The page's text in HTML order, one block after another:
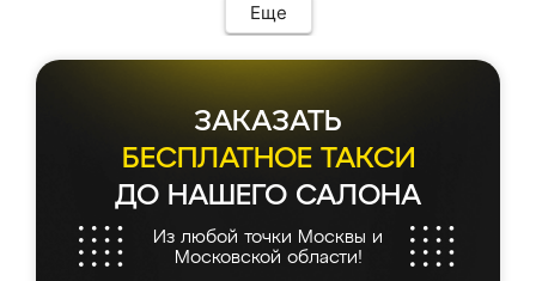
Еще
ЗАКАЗАТЬ
БЕСПЛАТНОЕ ТАКСИ
ДО НАШЕГО САЛОНА
Из любой точки Москвы и
Московской области!